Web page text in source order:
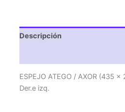
Desemp.
Der.e
cantidad
Descripción
ESPEJO ATEGO / AXOR (435 x
Der.e izq.